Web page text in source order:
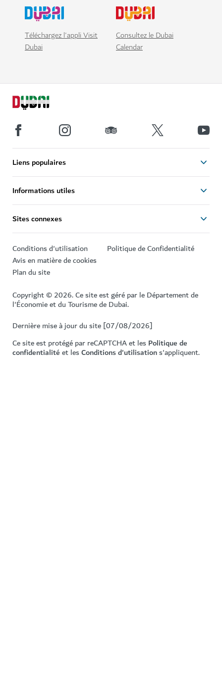
Téléchargez l'appli Visit
Dubai
Consultez le Dubai
Calendar
Liens populaires
Informations utiles
Sites connexes
Conditions d'utilisation
Politique de Confidentialité
Avis en matière de cookies
Plan du site
Copyright © 2026. Ce site est géré par le Département de
l'Économie et du Tourisme de Dubai.
Dernière mise à jour du site [07/08/2026]
Ce site est protégé par reCAPTCHA et lesPolitique de
confidentialitéet lesConditions d'utilisations'appliquent.